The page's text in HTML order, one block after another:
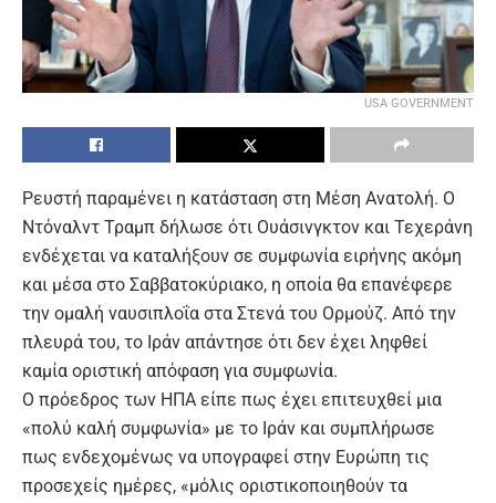
USA GOVERNMENT
Ρευστή παραμένει η κατάσταση στη Μέση Ανατολή. Ο
Ντόναλντ Τραμπ δήλωσε ότι Ουάσινγκτον και Τεχεράνη
ενδέχεται να καταλήξουν σε συμφωνία ειρήνης ακόμη
και μέσα στο Σαββατοκύριακο, η οποία θα επανέφερε
την ομαλή ναυσιπλοΐα στα Στενά του Ορμούζ. Από την
πλευρά του, το Ιράν απάντησε ότι δεν έχει ληφθεί
καμία οριστική απόφαση για συμφωνία.
Ο πρόεδρος των ΗΠΑ είπε πως έχει επιτευχθεί μια
«πολύ καλή συμφωνία» με το Ιράν και συμπλήρωσε
πως ενδεχομένως να υπογραφεί στην Ευρώπη τις
προσεχείς ημέρες, «μόλις οριστικοποιηθούν τα